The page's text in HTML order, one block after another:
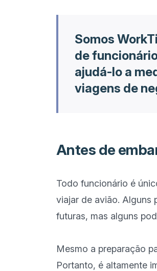
Somos
de
ajudá-lo a
viagens de
Antes de
Todo funcionário é
viajar de avião. Alguns
futuras, mas alguns
Mesmo a preparação
Portanto, é altamente